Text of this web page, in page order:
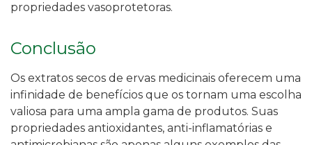
propriedades vasoprotetoras.
Conclusão
Os extratos secos de ervas medicinais oferecem uma
infinidade de benefícios que os tornam uma escolha
valiosa para uma ampla gama de produtos. Suas
propriedades antioxidantes, anti-inflamatórias e